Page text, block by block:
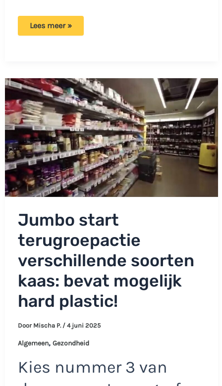
Jumbo
komen
in
actie!
Lees meer »
Jumbo start
terugroepactie
verschillende soorten
kaas: bevat mogelijk
hard plastic!
Door Mischa P. / 4 juni 2025
Algemeen, Gezondheid
Kies nummer 3 van